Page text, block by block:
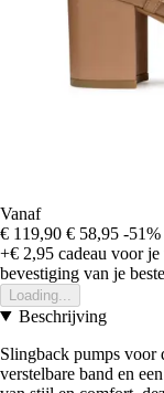
Vanaf
€ 119,90 € 58,95 -51%
+€ 2,95 cadeau voor
bevestiging van je
Loading...
Beschrijving
Slingback pumps voor
verstelbare band en